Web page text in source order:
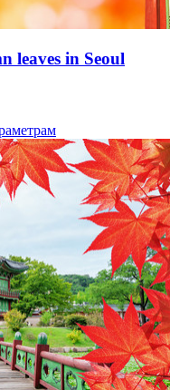
leaves in Seoul